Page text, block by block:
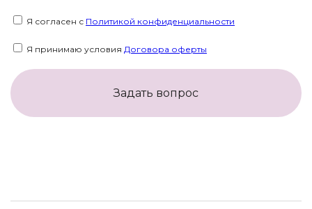
Я согласен с Политикой конфиденциальности
Я принимаю условия Договора оферты
Задать вопрос